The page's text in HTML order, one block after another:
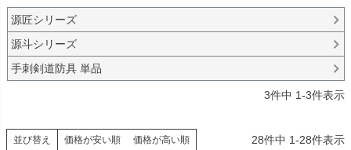
源匠シリーズ
源斗シリーズ
手刺剣道防具 単品
3件中 1-3件表示
並び替え 価格が安い順 価格が高い順 28件中 1-28件表示